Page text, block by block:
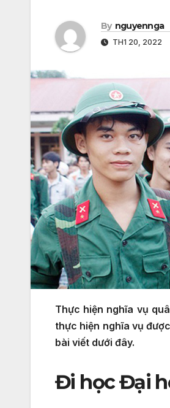
By nguyennga
TH1 20, 2022
Thực hiện nghĩa vụ
thực hiện nghĩa vụ
bài viết dưới đây.
Đi học Đại